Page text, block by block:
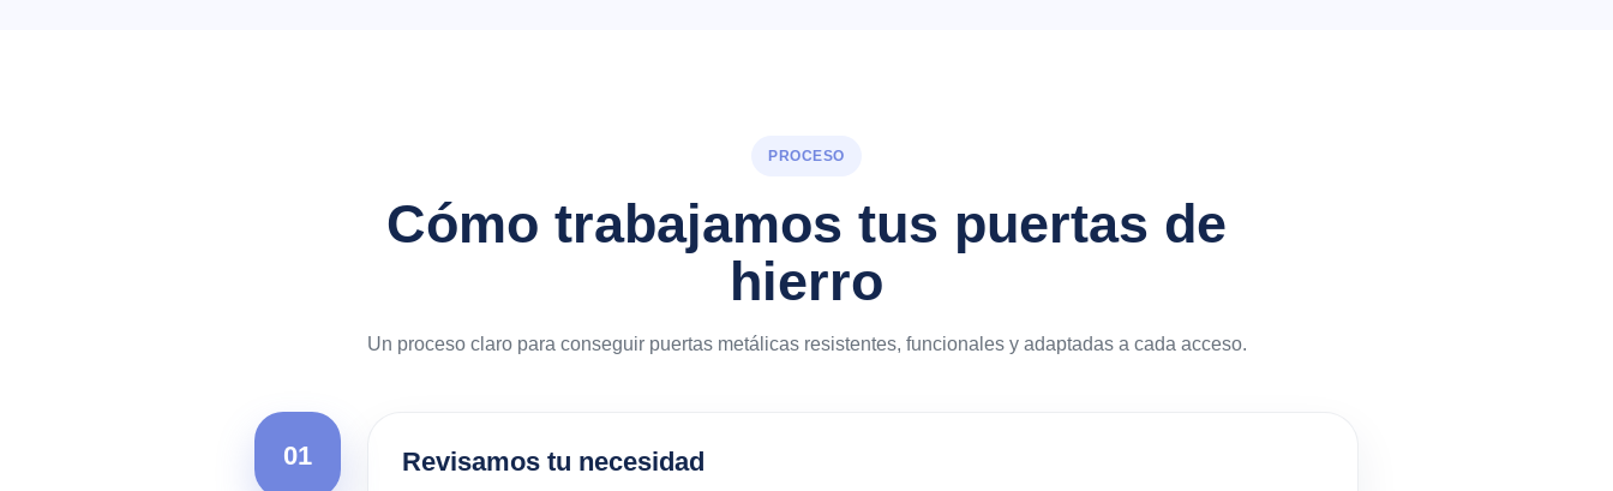
PROCESO
Cómo trabajamos tus puertas de
hierro
Un proceso claro para conseguir puertas metálicas resistentes, funcionales y adaptadas a cada acceso.
01 Revisamos tu necesidad